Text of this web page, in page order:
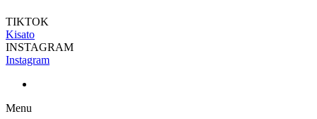
TIKTOK
Kisato
INSTAGRAM
Instagram
Menu